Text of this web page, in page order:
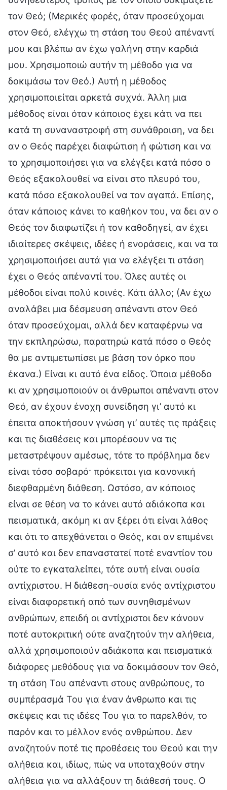
τον Θεό; (Μερικές φορές, όταν προσεύχομαι
στον Θεό, ελέγχω τη στάση του Θεού απέναντί
μου και βλέπω αν έχω γαλήνη στην καρδιά
μου. Χρησιμοποιώ αυτήν τη μέθοδο για να
δοκιμάσω τον Θεό.) Αυτή η μέθοδος
χρησιμοποιείται αρκετά συχνά. Άλλη μια
μέθοδος είναι όταν κάποιος έχει κάτι να πει
κατά τη συναναστροφή στη συνάθροιση, να δει
αν ο Θεός παρέχει διαφώτιση ή φώτιση και να
το χρησιμοποιήσει για να ελέγξει κατά πόσο ο
Θεός εξακολουθεί να είναι στο πλευρό του,
κατά πόσο εξακολουθεί να τον αγαπά. Επίσης,
όταν κάποιος κάνει το καθήκον του, να δει αν ο
Θεός τον διαφωτίζει ή τον καθοδηγεί, αν έχει
ιδιαίτερες σκέψεις, ιδέες ή ενοράσεις, και να τα
χρησιμοποιήσει αυτά για να ελέγξει τι στάση
έχει ο Θεός απέναντί του. Όλες αυτές οι
μέθοδοι είναι πολύ κοινές. Κάτι άλλο; (Αν έχω
αναλάβει μια δέσμευση απέναντι στον Θεό
όταν προσεύχομαι, αλλά δεν καταφέρνω να
την εκπληρώσω, παρατηρώ κατά πόσο ο Θεός
θα με αντιμετωπίσει με βάση τον όρκο που
έκανα.) Είναι κι αυτό ένα είδος. Όποια μέθοδο
κι αν χρησιμοποιούν οι άνθρωποι απέναντι στον
Θεό, αν έχουν ένοχη συνείδηση γι’ αυτό κι
έπειτα αποκτήσουν γνώση γι’ αυτές τις πράξεις
και τις διαθέσεις και μπορέσουν να τις
μεταστρέψουν αμέσως, τότε το πρόβλημα δεν
είναι τόσο σοβαρό· πρόκειται για κανονική
διεφθαρμένη διάθεση. Ωστόσο, αν κάποιος
είναι σε θέση να το κάνει αυτό αδιάκοπα και
πεισματικά, ακόμη κι αν ξέρει ότι είναι λάθος
και ότι το απεχθάνεται ο Θεός, και αν επιμένει
σ’ αυτό και δεν επαναστατεί ποτέ εναντίον του
ούτε το εγκαταλείπει, τότε αυτή είναι ουσία
αντίχριστου. Η διάθεση-ουσία ενός αντίχριστου
είναι διαφορετική από των συνηθισμένων
ανθρώπων, επειδή οι αντίχριστοι δεν κάνουν
ποτέ αυτοκριτική ούτε αναζητούν την αλήθεια,
αλλά χρησιμοποιούν αδιάκοπα και πεισματικά
διάφορες μεθόδους για να δοκιμάσουν τον Θεό,
τη στάση Του απέναντι στους ανθρώπους, το
συμπέρασμά Του για έναν άνθρωπο και τις
σκέψεις και τις ιδέες Του για το παρελθόν, το
παρόν και το μέλλον ενός ανθρώπου. Δεν
αναζητούν ποτέ τις προθέσεις του Θεού και την
αλήθεια και, ιδίως, πώς να υποταχθούν στην
αλήθεια για να αλλάξουν τη διάθεσή τους. Ο